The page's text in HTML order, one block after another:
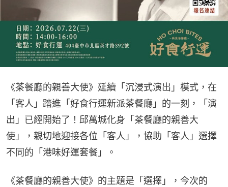
《茶餐廳的親善大使》延續「沉浸式演出」模式，在
「客人」踏進「好食行運新派茶餐廳」的一刻，「演
出」已經開始了！邱萬城化身「茶餐廳的親善大
使」，親切地迎接各位「客人」，協助「客人」選擇
不同的「港味好運套餐」。
《茶餐廳的親善大使》的主題是「選擇」，今次的